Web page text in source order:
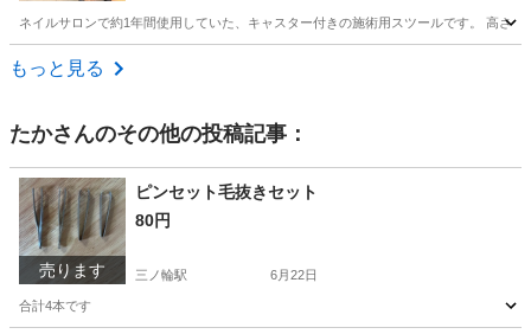
ネイルサロンで約1年間使用していた、キャスター付きの施術用スツールです。 高さ
東京 渋谷区
もっと見る
たかさんのその他の投稿記事：
売ります
ピンセット毛抜きセット
80円
三ノ輪駅 6月22日
合計4本です